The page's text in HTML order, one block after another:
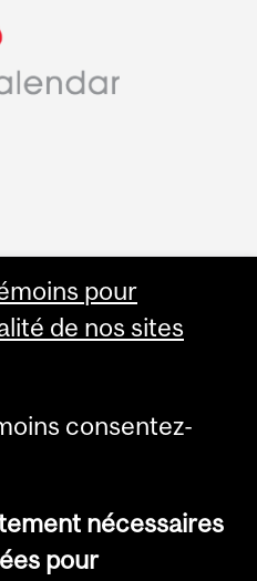
pour
de nos sites
consentez-
nécessaires
pour